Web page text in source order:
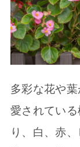
多彩な花や
愛されてい
り、白、赤